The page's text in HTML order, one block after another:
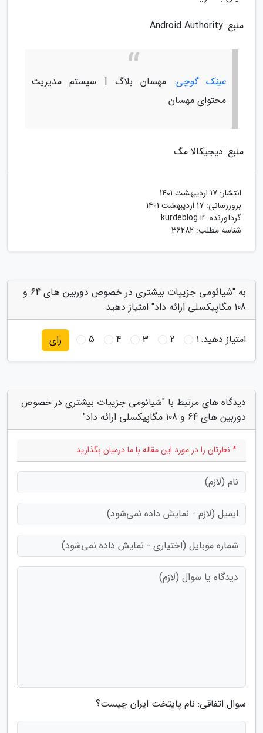
منبع: Android Authority
عینک گوچی: مهسان بلاگ | سیستم مدیریت
محتوای مهسان
منبع: دیجیکالا مگ
انتشار: 17 اردیبهشت 1401
بروزرسانی: 17 اردیبهشت 1401
گردآورنده: kurdeblog.ir
شناسه مطلب: 36282
به "شیائومی جزییات بیشتری در خصوص دوربین های 64 و
108 مگاپیکسلی ارائه داد" امتیاز دهید
امتیاز دهید:1
2
3
4
5 رای
دیدگاه های مرتبط با "شیائومی جزییات بیشتری در خصوص
دوربین های 64 و 108 مگاپیکسلی ارائه داد"
* نظرتان را در مورد این مقاله با ما درمیان بگذارید
سوال اتفاقی: نام پایتخت ایران چیست؟